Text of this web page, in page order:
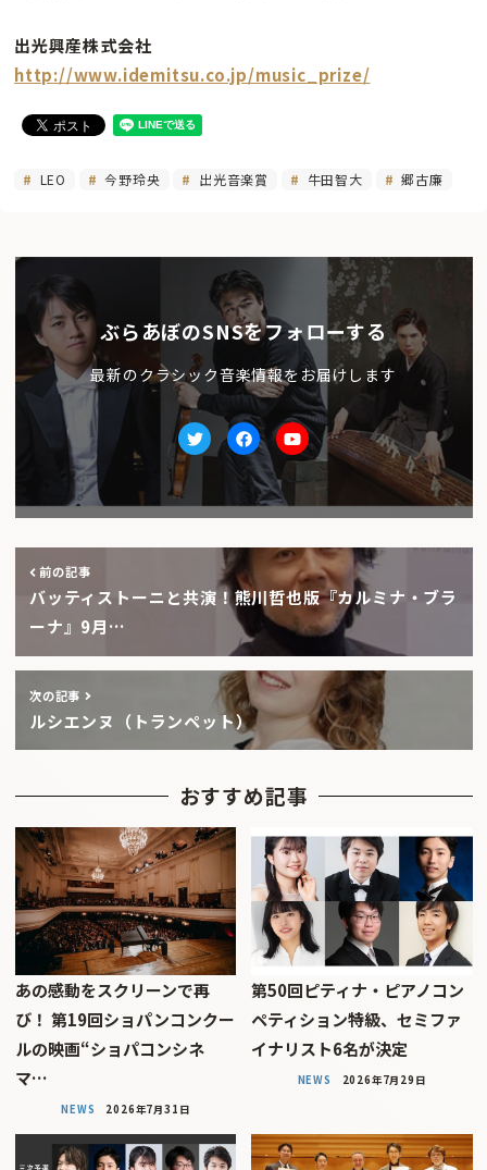
出光興産株式会社
http://www.idemitsu.co.jp/music_prize/
LEO 今野玲央 出光音楽賞 牛田智大 郷古廉
ぶらあぼのSNSをフォローする
最新のクラシック音楽情報をお届けします
TwitterfacebookYoutube
前の記事
バッティストーニと共演！熊川哲也版『カルミナ・ブラ
ーナ』9月…
次の記事
ルシエンヌ（トランペット）
おすすめ記事
あの感動をスクリーンで再
び！ 第19回ショパンコンクー
ルの映画“ショパコンシネ
マ…
NEWS 2026年7月31日
第50回ピティナ・ピアノコン
ペティション特級、セミファ
イナリスト6名が決定
NEWS 2026年7月29日